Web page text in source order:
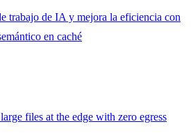
trabajo de IA y mejora la eficiencia con
en caché
files at the edge with zero egress